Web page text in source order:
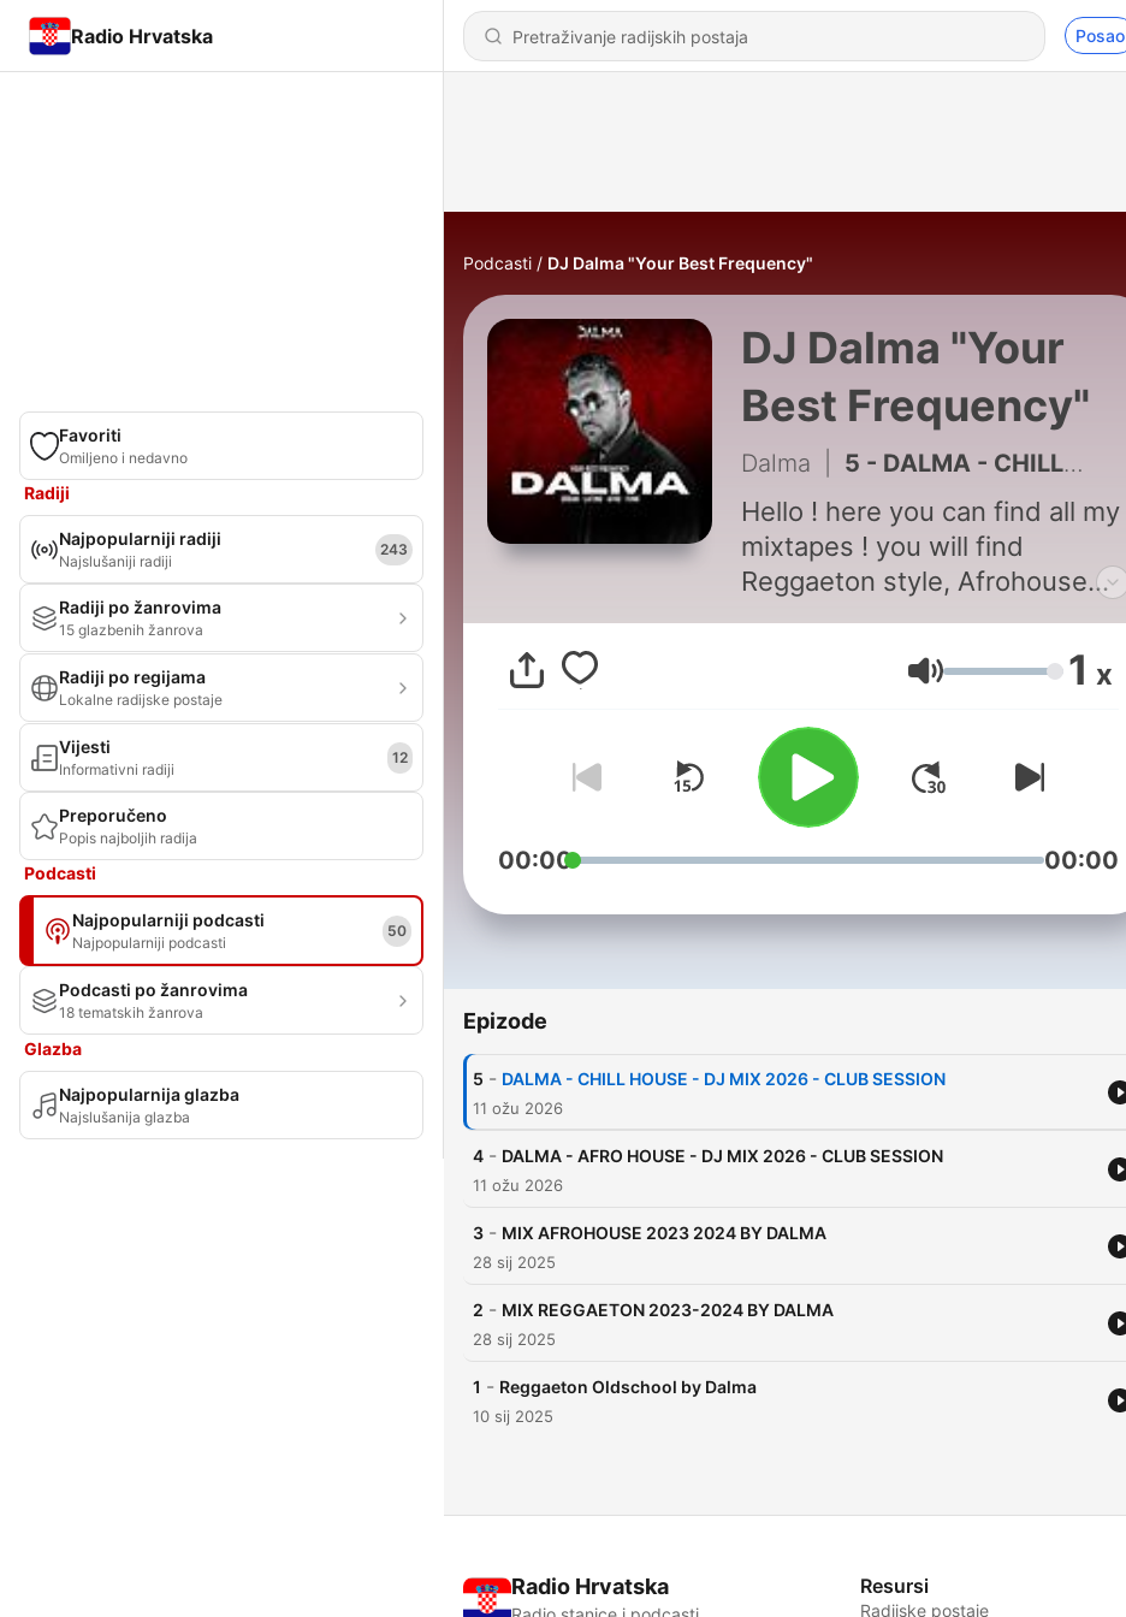
Radio Hrvatska Posao
Favoriti
Omiljeno i nedavno
Radiji
Najpopularniji radiji
Najslušaniji radiji
243
Radiji po žanrovima
15 glazbenih žanrova
Radiji po regijama
Lokalne radijske postaje
Vijesti
Informativni radiji
12
Preporučeno
Popis najboljih radija
Podcasti
Najpopularniji podcasti
Najpopularniji podcasti
50
Podcasti po žanrovima
18 tematskih žanrova
Glazba
Najpopularnija glazba
Najslušanija glazba
Podcasti DJ Dalma "Your Best Frequency"
DJ Dalma "Your
Best Frequency"
Dalma 5 - DALMA - CHILL HOUSE - DJ MIX 2026 - CLUB SESSION
Hello ! here you can find all my
mixtapes ! you will find
Reggaeton style, Afrohouse
and much more like Urban
Style and Baile Funk. Enjoy my
page ! you can find more
information about in my
website www.dalmaprod.com.
Glasnoća 1 x
00:00 00:00
Epizode
5 - DALMA - CHILL HOUSE - DJ MIX 2026 - CLUB SESSION
11 ožu 2026
4 - DALMA - AFRO HOUSE - DJ MIX 2026 - CLUB SESSION
11 ožu 2026
3 - MIX AFROHOUSE 2023 2024 BY DALMA
28 sij 2025
2 - MIX REGGAETON 2023-2024 BY DALMA
28 sij 2025
1 - Reggaeton Oldschool by Dalma
10 sij 2025
Radio Hrvatska Resursi
Radijske postaje